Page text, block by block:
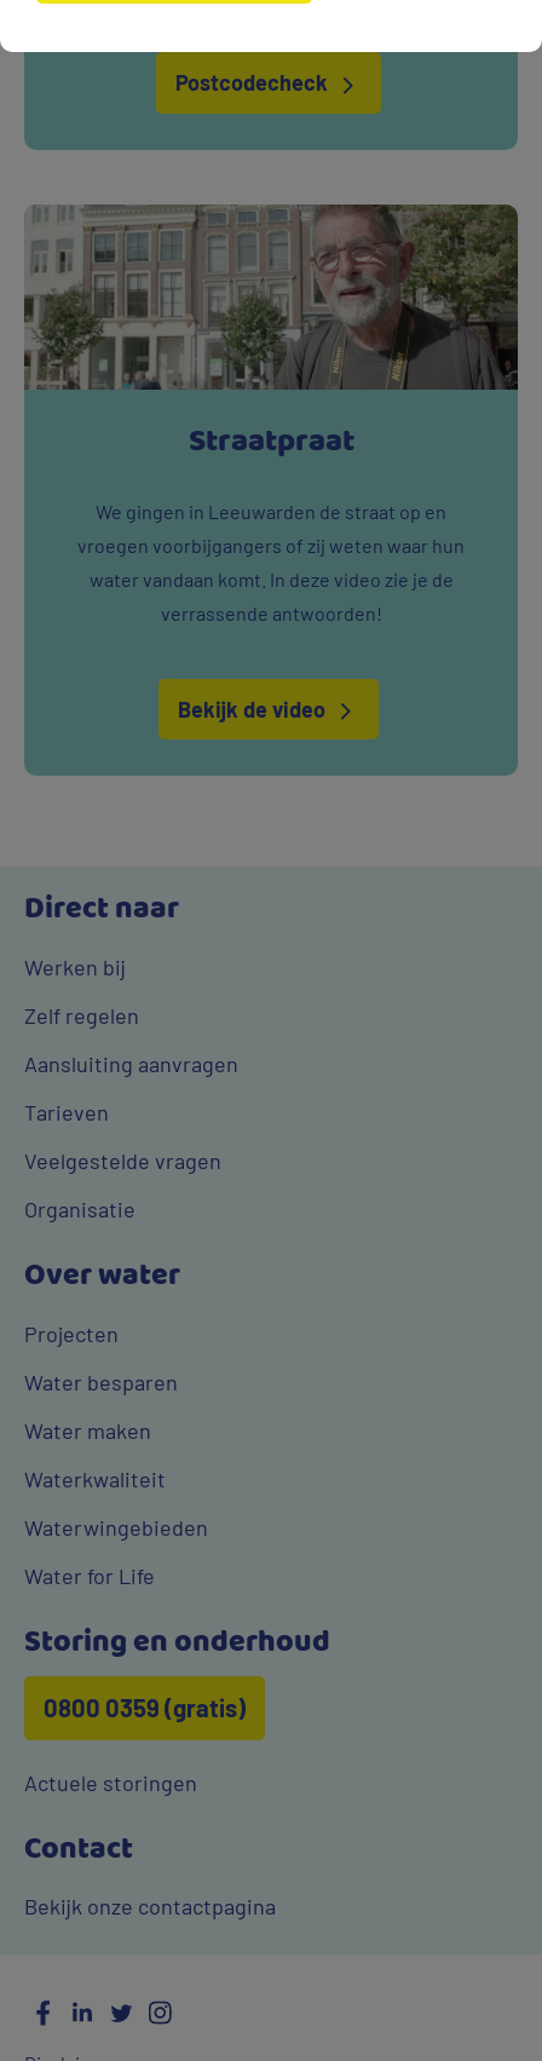
Postcodecheck
Straatpraat
We gingen in Leeuwarden de straat op en
vroegen voorbijgangers of zij weten waar hun
water vandaan komt. In deze video zie je de
verrassende antwoorden!
Bekijk de video
Direct naar
Werken bij
Zelf regelen
Aansluiting aanvragen
Tarieven
Veelgestelde vragen
Organisatie
Over water
Projecten
Water besparen
Water maken
Waterkwaliteit
Waterwingebieden
Water for Life
Storing en onderhoud
0800 0359 (gratis)
Actuele storingen
Contact
Bekijk onze contactpagina
SocialFacebook
LinkedInTwitter